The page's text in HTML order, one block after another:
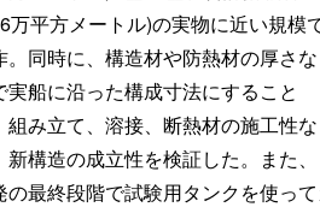
万平方メートル)の実物に近い規模
。同時に、構造材や防熱材の厚さな
実船に沿った構成寸法にすること
組み立て、溶接、断熱材の施工性な
新構造の成立性を検証した。また、
の最終段階で試験用タンクを使っ